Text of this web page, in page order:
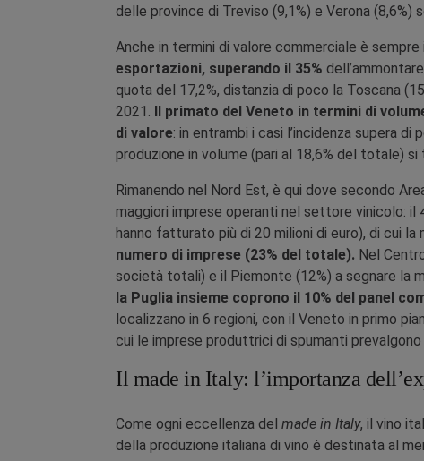
delle province di Treviso (9,1%) e Verona (8,6%)
Anche in termini di valore commerciale è sempre il
esportazioni, superando il 35%
quota del 17,2%, distanzia di poco la Toscana
2021.
Il primato del Veneto in termini di
di valore: in entrambi i casi l’incidenza supera
produzione in volume (pari al 18,6% del totale) si
Rimanendo nel Nord Est, è qui dove secondo
maggiori imprese operanti nel settore vinicolo:
hanno fatturato più di 20 milioni di euro), di cui la
numero di imprese (23% del totale). Nel
società totali) e il Piemonte (12%) a segnare la
la Puglia insieme coprono il 10% del panel
localizzano in 6 regioni, con il Veneto in primo
cui le imprese produttrici di spumanti
Il made in Italy: l’importanza
Come ogni eccellenza del made in Italy, il vino
della produzione italiana di vino è destinata al